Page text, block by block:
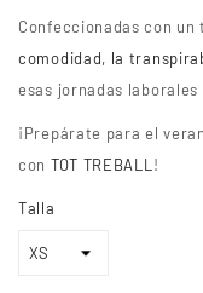
Confeccionadas con un
comodidad, la
esas jornadas laborales
¡Prepárate para el
con TOT TREBALL !
Talla